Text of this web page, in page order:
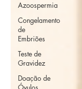
Azoospermia
Congelamento
de
Embriões
Teste de
Gravidez
Doação de